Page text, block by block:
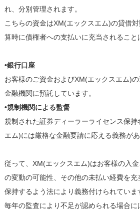
れ、分別管理されます。
こちらの資金はXM(エックスエム)の貸借
算時に債権者への支払いに充当されること
•銀行口座
お客様のご資金およびXM(エックスエム)
金融機関に預託しています。
•規制機関による監督
規制された証券ディーラーライセンス保
エム)には厳格な金融要請に応える義務があ
従って、XM(エックスエム)はお客様の入
の変動の可能性、その他の未払い経費を
保持するよう法により義務付けられていま
毎年の監査により不足が認められる場合